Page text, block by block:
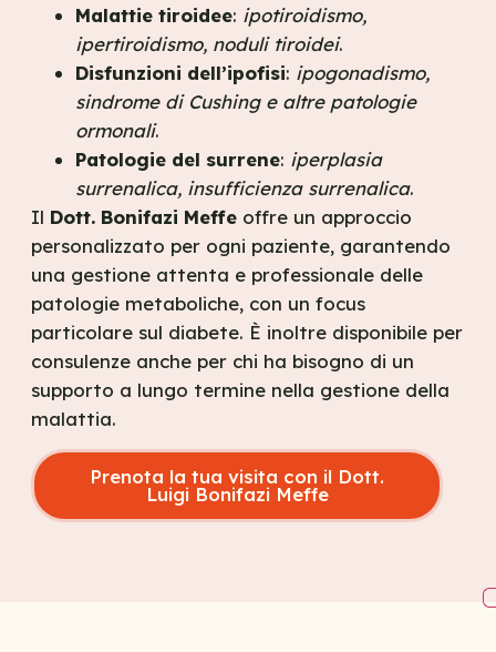
Malattie tiroidee: ipotiroidismo,
ipertiroidismo, noduli tiroidei.
Disfunzioni dell’ipofisi: ipogonadismo,
sindrome di Cushing e altre patologie
ormonali.
Patologie del surrene: iperplasia
surrenalica, insufficienza surrenalica.
Il Dott. Bonifazi Meffeoffre un approccio
personalizzato per ogni paziente, garantendo
una gestione attenta e professionale delle
patologie metaboliche, con un focus
particolare sul diabete. È inoltre disponibile per
consulenze anche per chi ha bisogno di un
supporto a lungo termine nella gestione della
malattia.
Prenota la tua visita con il Dott.
Luigi Bonifazi Meffe